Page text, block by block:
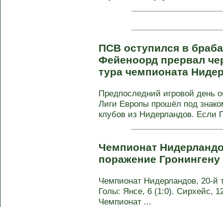
ПСВ оступился в
Фейеноорд прервал
тура чемпионата
Предпоследний игровой день
Лиги Европы прошёл под
клубов из Нидерландов. Если
Чемпионат
поражение Гронингену
Чемпионат Нидерландов, 20-й
Голы: Янсе, 6 (1:0). Сирхейс,
Чемпионат ...